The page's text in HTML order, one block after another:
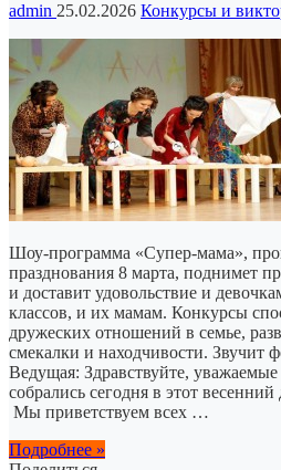
admin 25.02.2026 Конкурсы и
Шоу-программа «Супер-мама»,
празднования 8 марта, поднимет
и доставит удовольствие и
классов, и их мамам. Конкурсы
дружеских отношений в семье,
смекалки и находчивости. Звучит
Ведущая: Здравствуйте,
собрались сегодня в этот
Мы приветствуем всех …
Подробнее »